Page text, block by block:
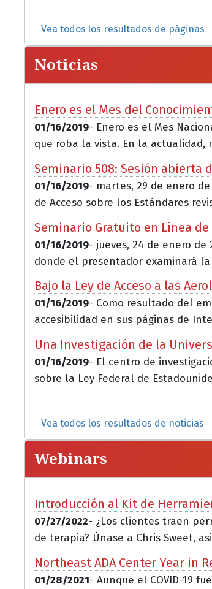
Vea todos los resultados de páginas
Noticias
Enero es el Mes del
01/16/2019- Enero es el Mes
que roba la vista. En la actualidad,
Seminario 508: Sesión abierta
01/16/2019- martes, 29 de enero
de Acceso sobre los Estándares
Seminario Gratuito en Línea
01/16/2019- jueves, 24 de enero de
donde el presentador examinará
Bajo la Ley de Acceso a las
01/16/2019- Como resultado del
accesibilidad en sus páginas de
Una Investigación de la
01/16/2019- El centro de
sobre la Ley Federal de
Vea todos los resultados de noticias
Webinars
Introducción al Kit de
07/27/2022- ¿Los clientes traen
de terapia? Únase a Chris Sweet,
Northeast ADA Center Year in
01/28/2021- Aunque el COVID-19